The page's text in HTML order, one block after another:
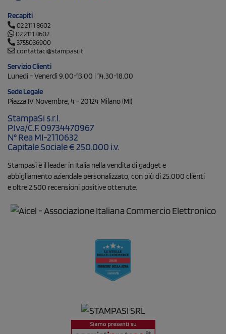
Recapiti
02 2111 8602
02 2111 8602
3755036900
contattaci@stampasi.it
Servizio Clienti
Lunedì - Venerdì 9.00-13.00 | 14.30-18.00
Sede Legale
Piazza IV Novembre, 4 - 20124 Milano (MI)
StampaSi s.r.l.
P.Iva/C.F. 09734470967
N° Rea MI-2110632
Capitale Sociale € 250.000 i.v.
Stampasi è il leader in Italia nella vendita di gadget e
abbigliamento aziendale personalizzato, con più di 25.000 clienti
e oltre 2.500 recensioni positive ottenute.